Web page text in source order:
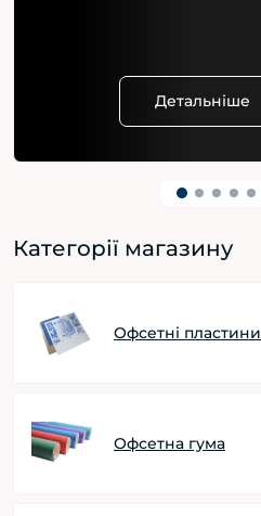
Категорії магазину
Офсетні пластини
Офсетна гума